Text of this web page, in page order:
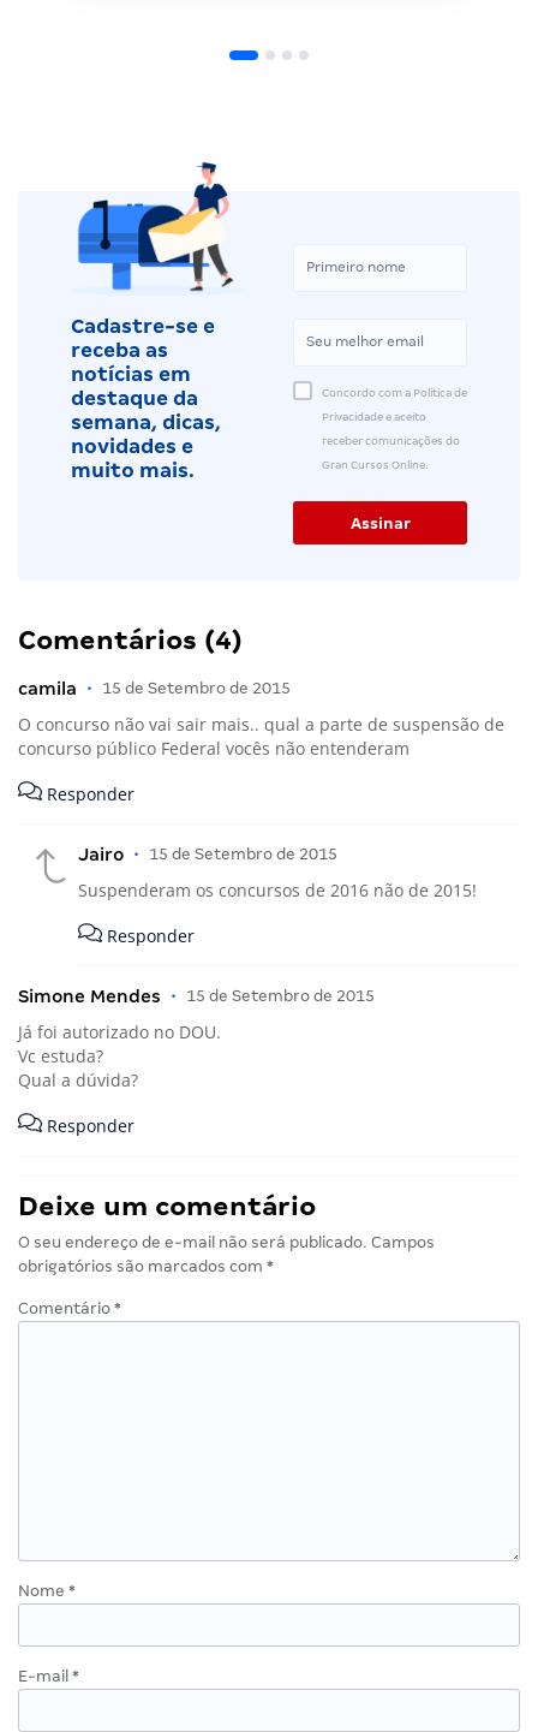
Cadastre-se e
receba as
notícias em
destaque da
semana, dicas,
novidades e
muito mais.
Concordo com a Política de
Privacidade e aceito
receber comunicações do
Gran Cursos Online.
Comentários (4)
camila • 15 de Setembro de 2015
O concurso não vai sair mais.. qual a parte de suspensão de
concurso público Federal vocês não entenderam
Responder
Jairo • 15 de Setembro de 2015
Suspenderam os concursos de 2016 não de 2015!
Responder
Simone Mendes • 15 de Setembro de 2015
Já foi autorizado no DOU.
Vc estuda?
Qual a dúvida?
Responder
Deixe um comentário
O seu endereço de e-mail não será publicado. Campos
obrigatórios são marcados com *
Comentário *
Nome *
E-mail *